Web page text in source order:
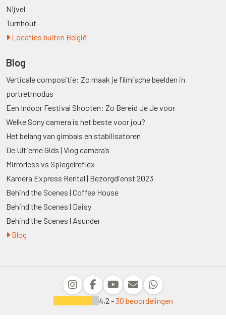
Nijvel
Turnhout
Locaties buiten België
Blog
Verticale compositie: Zo maak je filmische beelden in
portretmodus
Een Indoor Festival Shooten: Zo Bereid Je Je voor
Welke Sony camera is het beste voor jou?
Het belang van gimbals en stabilisatoren
De Ultieme Gids | Vlog camera’s
Mirrorless vs Spiegelreflex
Kamera Express Rental | Bezorgdienst 2023
Behind the Scenes | Coffee House
Behind the Scenes | Daisy
Behind the Scenes | Asunder
Blog
4,2 -30 beoordelingen